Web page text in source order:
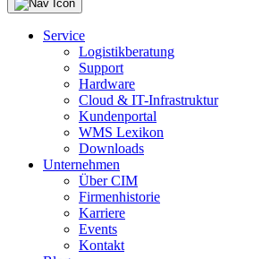
Service
Logistikberatung
Support
Hardware
Cloud & IT-Infrastruktur
Kundenportal
WMS Lexikon
Downloads
Unternehmen
Über CIM
Firmenhistorie
Karriere
Events
Kontakt